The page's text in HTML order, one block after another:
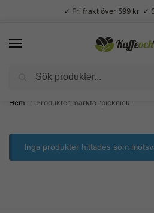
✓ Fri frakt över 599 kr ✓
Välsmakande vardagslyx –
Hem Produkter märkta ”picknick”
Inga produkter hittades som